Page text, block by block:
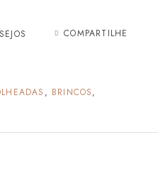
COMPARTILHE
, BRINCOS,